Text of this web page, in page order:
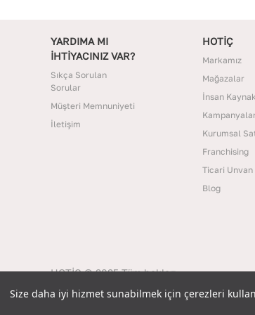
Size daha iyi hizmet sunabilmek için çerezleri
Size daha iyi hizmet sunabilmek için çerezleri
YARDIMA MI
İHTİYACINIZ VAR?
Sıkça Sorulan
Sorular
Müşteri Memnuniyeti
İletişim
HOTİÇ
Markamız
Mağazalar
İnsan
Kampanyalar
Kurumsal
Franchising
Ticari Unvan
Blog
HOTİÇ © 2025 Tüm hakları
saklıdır.